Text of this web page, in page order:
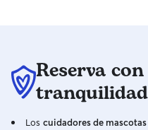
Reserva
tranquilidad
Los cuidadores de